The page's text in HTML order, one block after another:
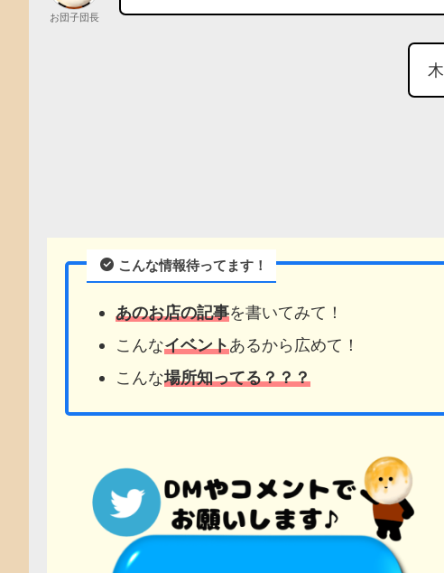
お団子団長
こんな情報待ってます！
あのお店の記事を書いてみて！
こんなイベントあるから広めて！
こんな場所知ってる？？？